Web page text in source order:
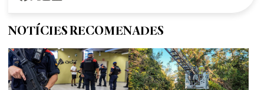
NOTÍCIES RECOMENADES